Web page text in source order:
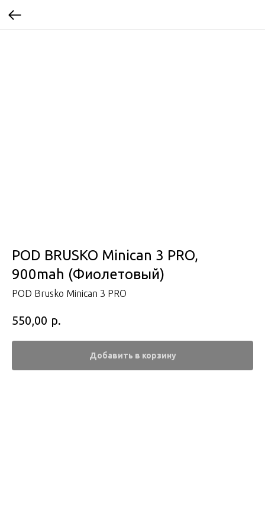
POD BRUSKO Minican 3 PRO,
900mah (Фиолетовый)
POD Brusko Minican 3 PRO
550,00 р.
Добавить в корзину